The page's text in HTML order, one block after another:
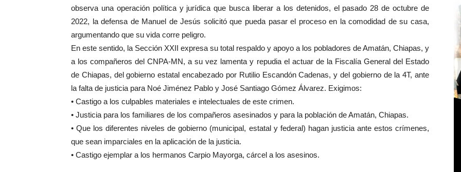
observa una operación política y jurídica que busca liberar a los detenidos, el pasado 28 de octubre de
2022, la defensa de Manuel de Jesús solicitó que pueda pasar el proceso en la comodidad de su casa,
argumentando que su vida corre peligro.
En este sentido, la Sección XXII expresa su total respaldo y apoyo a los pobladores de Amatán, Chiapas, y
a los compañeros del CNPA-MN, a su vez lamenta y repudia el actuar de la Fiscalía General del Estado
de Chiapas, del gobierno estatal encabezado por Rutilio Escandón Cadenas, y del gobierno de la 4T, ante
la falta de justicia para Noé Jiménez Pablo y José Santiago Gómez Álvarez. Exigimos:
• Castigo a los culpables materiales e intelectuales de este crimen.
• Justicia para los familiares de los compañeros asesinados y para la población de Amatán, Chiapas.
• Que los diferentes niveles de gobierno (municipal, estatal y federal) hagan justicia ante estos crímenes,
que sean imparciales en la aplicación de la justicia.
• Castigo ejemplar a los hermanos Carpio Mayorga, cárcel a los asesinos.